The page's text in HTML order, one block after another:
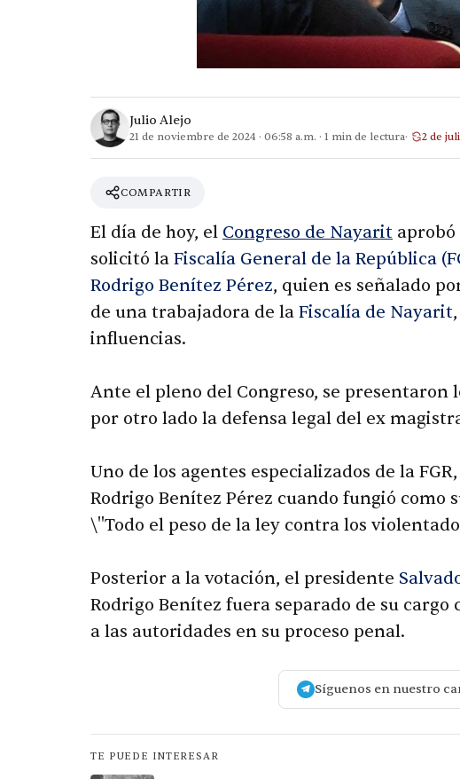
Julio Alejo
21 de noviembre de 2024 · 06:58 a.m. · 1 min de lectura 2 de
COMPARTIR
El día de hoy, el Congreso de Nayarit
solicitó la Fiscalía General de la República
Rodrigo Benítez Pérez, quien es señalado
de una trabajadora de la Fiscalía de Nayarit
influencias.
Ante el pleno del Congreso, se presentaron
por otro lado la defensa legal del ex
Uno de los agentes especializados de la
Rodrigo Benítez Pérez cuando fungió como
\"Todo el peso de la ley contra los
Posterior a la votación, el presidente
Rodrigo Benítez fuera separado de su
a las autoridades en su proceso penal.
Síguenos en nuestro
TE PUEDE INTERESAR